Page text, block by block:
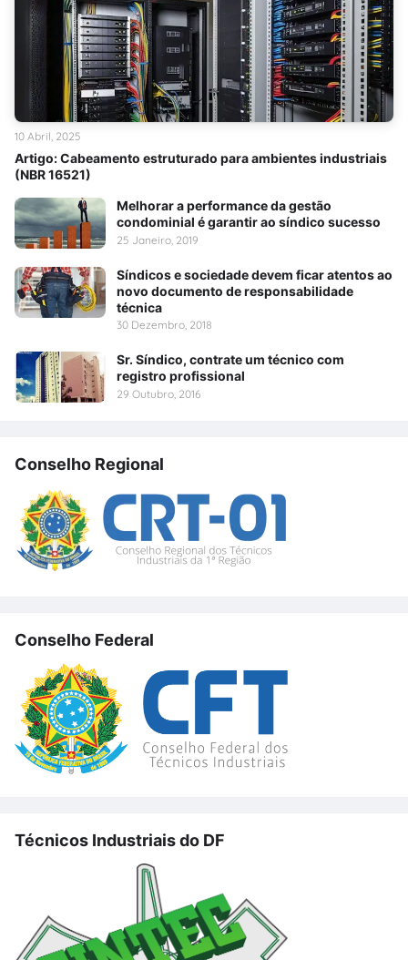
Artigo: Cabeamento estruturado para ambientes industriais
(NBR 16521)
10 Abril, 2025
Melhorar a performance da gestão
condominial é garantir ao síndico sucesso
25 Janeiro, 2019
Síndicos e sociedade devem ficar atentos ao
novo documento de responsabilidade
técnica
30 Dezembro, 2018
Sr. Síndico, contrate um técnico com
registro profissional
29 Outubro, 2016
Conselho Regional
Conselho Federal
Técnicos Industriais do DF